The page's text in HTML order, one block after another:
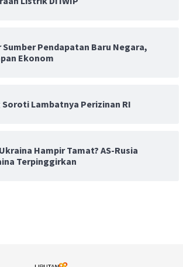
Pendapatan Baru Negara,
Ekonom
Lambatnya Perizinan RI
Hampir Tamat? AS-Rusia
Terpinggirkan